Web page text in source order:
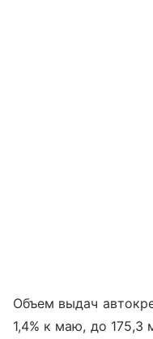
Объем выдач
1,4% к маю, до 175,3